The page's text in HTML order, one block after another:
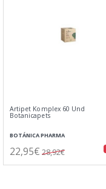
Artipet Komplex 60 Und
Botanicapets
BOTÁNICA PHARMA
22,95€ 28,92€